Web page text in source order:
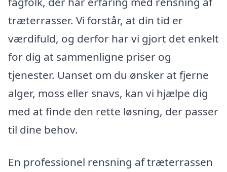
træterrasser. Vi forstår, at din tid er
værdifuld, og derfor har vi gjort det enkelt
for dig at sammenligne priser og
tjenester. Uanset om du ønsker at fjerne
alger, moss eller snavs, kan vi hjælpe dig
med at finde den rette løsning, der passer
til dine behov.
En professionel rensning af træterrassen